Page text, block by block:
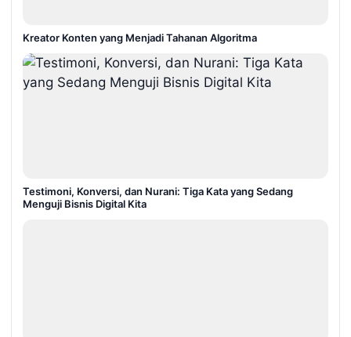
Kreator Konten yang Menjadi Tahanan Algoritma
Testimoni, Konversi, dan Nurani: Tiga Kata yang Sedang
Menguji Bisnis Digital Kita